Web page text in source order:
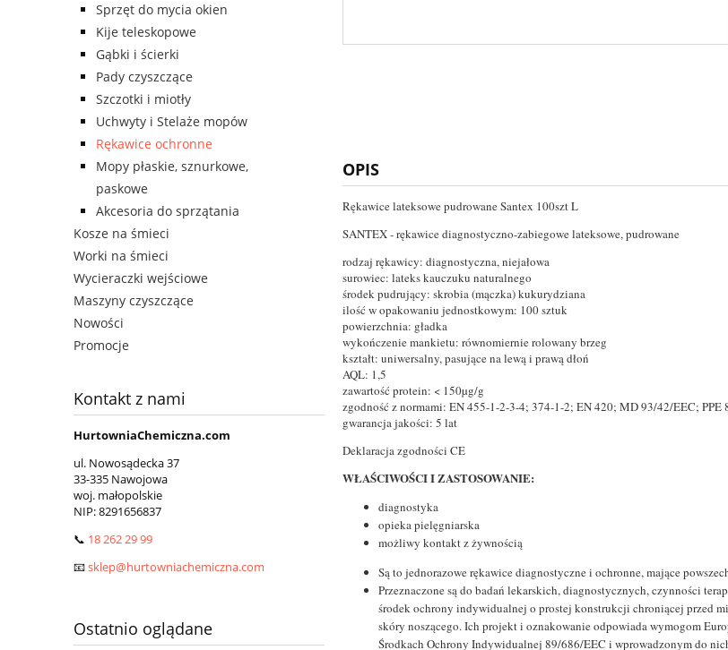
Sprzęt do mycia okien
Kije teleskopowe
Gąbki i ścierki
Pady czyszczące
Szczotki i miotły
Uchwyty i Stelaże mopów
Rękawice ochronne
Mopy płaskie, sznurkowe,
paskowe
Akcesoria do sprzątania
Kosze na śmieci
Worki na śmieci
Wycieraczki wejściowe
Maszyny czyszczące
Nowości
Promocje
Kontakt z nami
HurtowniaChemiczna.com
ul. Nowosądecka 37
33-335 Nawojowa
woj. małopolskie
NIP:8291656837
📞 18 262 29 99
📧sklep@hurtowniachemiczna.com
Ostatnio oglądane
OPIS
Rękawice lateksowe pudrowane Santex 100szt L
SANTEX - rękawice diagnostyczno-zabiegowe lateksowe, pudrowane
rodzaj rękawicy: diagnostyczna, niejałowa
surowiec: lateks kauczuku naturalnego
środek pudrujący: skrobia (mączka) kukurydziana
ilość w opakowaniu jednostkowym: 100 sztuk
powierzchnia: gładka
wykończenie mankietu: równomiernie rolowany brzeg
kształt: uniwersalny, pasujące na lewą i prawą dłoń
AQL: 1,5
zawartość protein: < 150µg/g
zgodność z normami: EN 455-1-2-3-4; 374-1-2; EN 420; MD 93/42/EEC; PPE
gwarancja jakości: 5 lat
Deklaracja zgodności CE
WŁAŚCIWOŚCI I ZASTOSOWANIE:
diagnostyka
opieka pielęgniarska
możliwy kontakt z żywnością
Są to jednorazowe rękawice diagnostyczne i ochronne, mające
Przeznaczone są do badań lekarskich, diagnostycznych, czynności
środek ochrony indywidualnej o prostej konstrukcji chroniącej przed
skóry noszącego. Ich projekt i oznakowanie odpowiada wymogom
Środkach Ochrony Indywidualnej 89/686/EEC i wprowadzonym do